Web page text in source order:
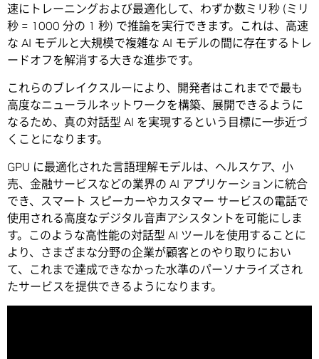
速にトレーニングおよび最適化して、わずか数ミリ秒 (ミリ
秒 = 1000 分の 1 秒) で推論を実行できます。これは、高速
な AI モデルと大規模で複雑な AI モデルの間に存在するトレ
ードオフを解消する大きな進歩です。
これらのブレイクスルーにより、開発者はこれまでで最も
高度なニューラルネットワークを構築、展開できるように
なるため、真の対話型 AI を実現するという目標に一歩近づ
くことになります。
GPU に最適化された言語理解モデルは、ヘルスケア、小
売、金融サービスなどの業界の AI アプリケーションに統合
でき、スマート スピーカーやカスタマー サービスの電話で
使用される高度なデジタル音声アシスタントを可能にしま
す。このような高性能の対話型 AI ツールを使用することに
より、さまざまな分野の企業が顧客とのやり取りにおい
て、これまで達成できなかった水準のパーソナライズされ
たサービスを提供できるようになります。